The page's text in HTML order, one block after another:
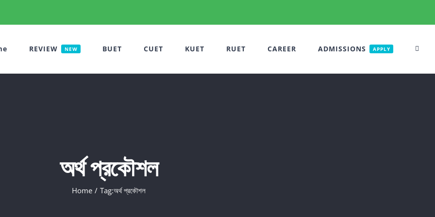
REVIEW NEW BUET CUET KUET RUET CAREER ADMISSIONS APPLY
অর্থ প্রকৌশল
Home Tag:অর্থ প্রকৌশল